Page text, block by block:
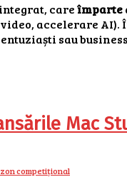
careîmparte
accelerare AI).
sau
Mac